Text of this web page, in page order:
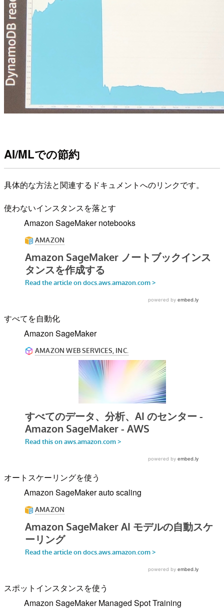
AI/MLでの節約
具体的な方法と関連するドキュメントへのリンクです。
使わないインスタンスを落とす
Amazon SageMaker notebooks
すべてを自動化
Amazon SageMaker
オートスケーリングを使う
Amazon SageMaker auto scaling
スポットインスタンスを使う
Amazon SageMaker Managed Spot Training